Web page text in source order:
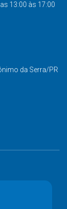
13:00 às 17:00
da Serra/PR